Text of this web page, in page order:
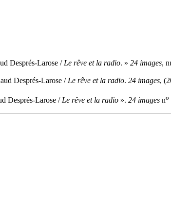
Després-Larose / Le rêve et la radio. » 24 images,
Després-Larose / Le rêve et la radio. 24 images,
Després-Larose /Le rêve et la radio ». 24 images no